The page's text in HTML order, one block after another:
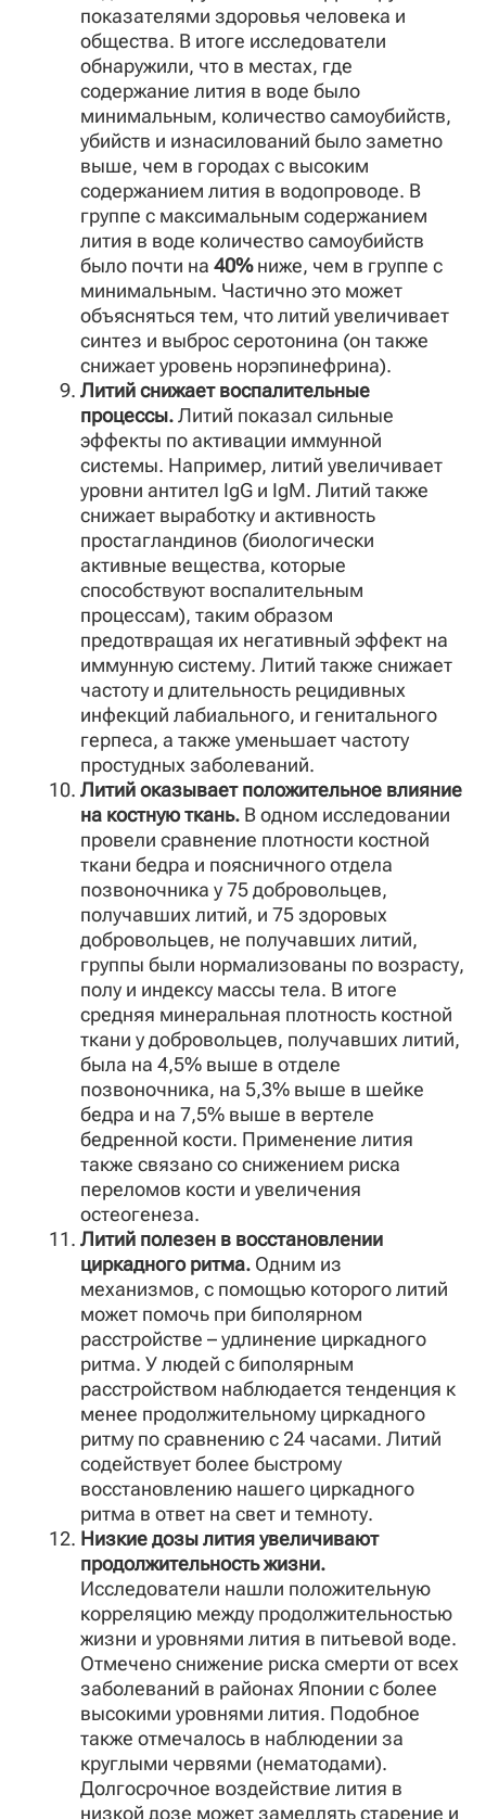
показателями здоровья человека и
общества. В итоге исследователи
обнаружили, что в местах, где
содержание лития в воде было
минимальным, количество самоубийств,
убийств и изнасилований было заметно
выше, чем в городах с высоким
содержанием лития в водопроводе. В
группе с максимальным содержанием
лития в воде количество самоубийств
было почти на 40%ниже, чем в группе с
минимальным. Частично это может
объясняться тем, что литий увеличивает
синтез и выброс серотонина (он также
снижает уровень норэпинефрина).
Литий снижает воспалительные
процессы.Литий показал сильные
эффекты по активации иммунной
системы. Например, литий увеличивает
уровни антител IgG и IgM. Литий также
снижает выработку и активность
простагландинов (биологически
активные вещества, которые
способствуют воспалительным
процессам), таким образом
предотвращая их негативный эффект на
иммунную систему. Литий также снижает
частоту и длительность рецидивных
инфекций лабиального, и генитального
герпеса, а также уменьшает частоту
простудных заболеваний.
Литий оказывает положительное влияние
на костную ткань. В одном исследовании
провели сравнение плотности костной
ткани бедра и поясничного отдела
позвоночника у 75 добровольцев,
получавших литий, и 75 здоровых
добровольцев, не получавших литий,
группы были нормализованы по возрасту,
полу и индексу массы тела. В итоге
средняя минеральная плотность костной
ткани у добровольцев, получавших литий,
была на 4,5% выше в отделе
позвоночника, на 5,3% выше в шейке
бедра и на 7,5% выше в вертеле
бедренной кости. Применение лития
также связано со снижением риска
переломов кости и увеличения
остеогенеза.
Литий полезен в восстановлении
циркадного ритма. Одним из
механизмов, с помощью которого литий
может помочь при биполярном
расстройстве – удлинение циркадного
ритма. У людей с биполярным
расстройством наблюдается тенденция к
менее продолжительному циркадного
ритму по сравнению с 24 часами. Литий
содействует более быстрому
восстановлению нашего циркадного
ритма в ответ на свет и темноту.
Низкие дозы лития увеличивают
продолжительность жизни.
Исследователи нашли положительную
корреляцию между продолжительностью
жизни и уровнями лития в питьевой воде.
Отмечено снижение риска смерти от всех
заболеваний в районах Японии с более
высокими уровнями лития. Подобное
также отмечалось в наблюдении за
круглыми червями (нематодами).
Долгосрочное воздействие лития в
низкой дозе может замедлять старение и